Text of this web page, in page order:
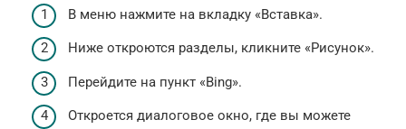
В меню нажмите на вкладку «Вставка».
Ниже откроются разделы, кликните «Рисунок».
Перейдите на пункт «Bing».
Откроется диалоговое окно, где вы можете